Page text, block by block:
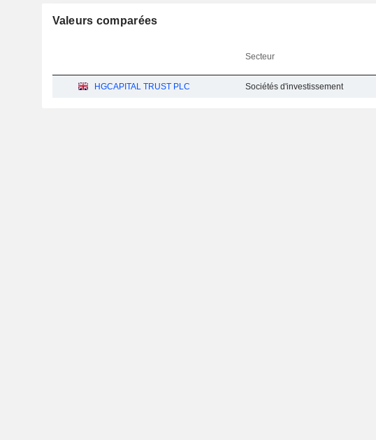
Valeurs comparées
Secteur
HGCAPITAL TRUST PLC Sociétés d'investissement